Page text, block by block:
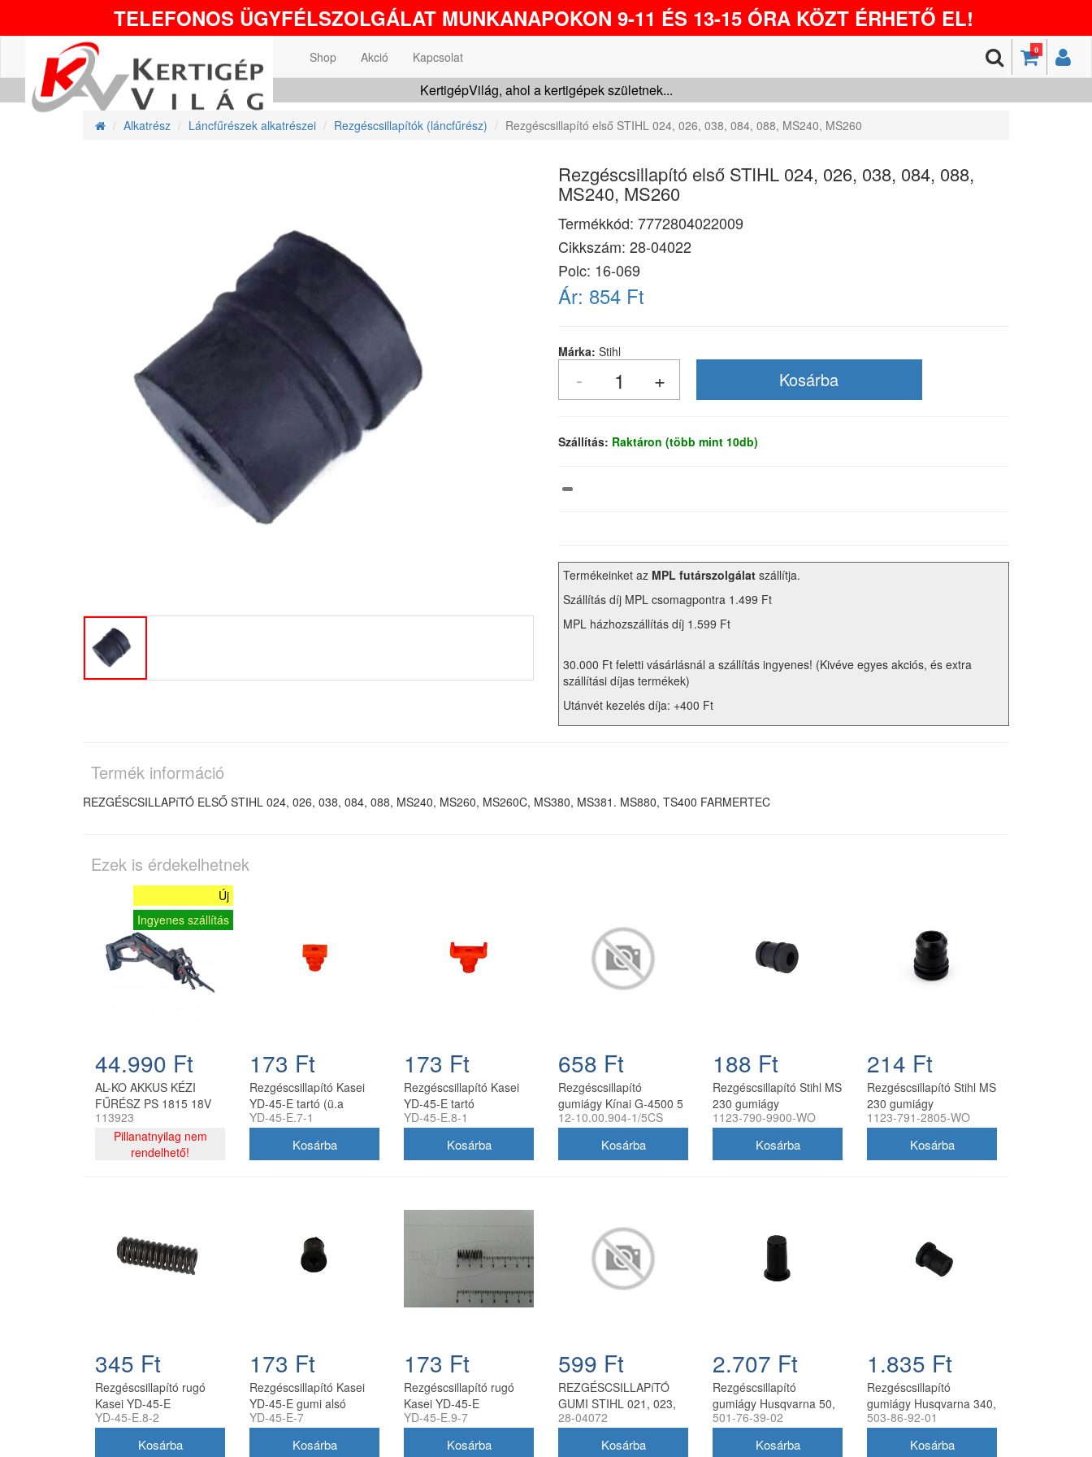
TELEFONOS ÜGYFÉLSZOLGÁLAT MUNKANAPOKON 9-11 ÉS 13-15 ÓRA KÖZT ÉRHETŐ EL!
0
Shop Akció Kapcsolat
KertigépVilág, ahol a kertigépek születnek...
Alkatrész Láncfűrészek alkatrészei Rezgéscsillapítók (láncfűrész) Rezgéscsillapító első STIHL 024, 026, 038, 084, 088, MS240, MS260
Rezgéscsillapító első STIHL 024, 026, 038, 084, 088,
MS240, MS260
Termékkód: 7772804022009
Cikkszám: 28-04022
Polc: 16-069
Ár: 854 Ft
Márka: Stihl
Szállítás: Raktáron (több mint 10db)
Termékeinket az MPL futárszolgálat szállítja.
Szállítás díj MPL csomagpontra 1.499 Ft
MPL házhozszállítás díj 1.599 Ft
30.000 Ft feletti vásárlásnál a szállítás ingyenes! (Kivéve egyes akciós, és extra
szállítási díjas termékek)
Utánvét kezelés díja: +400 Ft
Termék információ
REZGÉSCSILLAPíTÓ ELSŐ STIHL 024, 026, 038, 084, 088, MS240, MS260, MS260C, MS380, MS381. MS880, TS400 FARMERTEC
Ezek is érdekelhetnek
Új
Ingyenes szállítás
44.990 Ft
AL-KO AKKUS KÉZI
FŰRÉSZ PS 1815 18V
113923
Pillanatnyilag nem
rendelhető!
173 Ft
Rezgéscsillapító Kasei
YD-45-E tartó (ü.a
tanknál)
YD-45-E.7-1
173 Ft
Rezgéscsillapító Kasei
YD-45-E tartó
(hengernél)
YD-45-E.8-1
658 Ft
Rezgéscsillapító
gumiágy Kínai G-4500 5
darab/garnitúra
12-10.00.904-1/5CS
188 Ft
Rezgéscsillapító Stihl MS
230 gumiágy
utángyártott
1123-790-9900-WO
214 Ft
Rezgéscsillapító Stihl MS
230 gumiágy
utángyártott
1123-791-2805-WO
345 Ft
Rezgéscsillapító rugó
Kasei YD-45-E
hengerhez
YD-45-E.8-2
173 Ft
Rezgéscsillapító Kasei
YD-45-E gumi alsó
YD-45-E-7
173 Ft
Rezgéscsillapító rugó
Kasei YD-45-E
YD-45-E.9-7
599 Ft
REZGÉSCSILLAPíTÓ
GUMI STIHL 021, 023,
025, 029, 039
FARMERTEC
28-04072
2.707 Ft
Rezgéscsillapító
gumiágy Husqvarna 50,
51
501-76-39-02
1.835 Ft
Rezgéscsillapító
gumiágy Husqvarna 340,
345, 350
503-86-92-01